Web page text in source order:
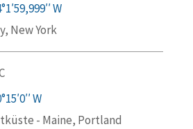
W
New York
W
- Maine, Portland